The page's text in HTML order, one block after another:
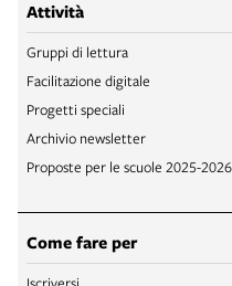
Attività
Gruppi di lettura
Facilitazione digitale
Progetti speciali
Archivio newsletter
Proposte per le scuole 2025-2026
Come fare per